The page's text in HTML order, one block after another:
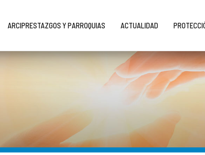
ARCIPRESTAZGOS Y PARROQUIAS ACTUALIDAD